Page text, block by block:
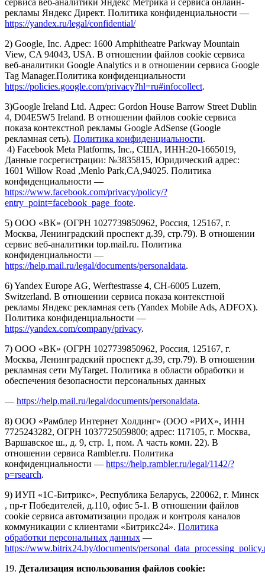
рекламы Яндекс Директ. Политика конфиденциальности —
https://yandex.ru/legal/confidential/
2) Google, Inc. Адрес: 1600 Amphitheatre Parkway Mountain
View, CA 94043, USA. В отношении файлов cookie сервиса
веб-аналитики Google Analytics и в отношении сервиса Google
Tag Manager.Политика конфиденциальности
https://policies.google.com/privacy?hl=ru#infocollect.
3)Google Ireland Ltd. Адрес: Gordon House Barrow Street Dublin
4, D04E5W5 Ireland. В отношении файлов cookie сервиса
показа контекстной рекламы Google AdSense (Google
рекламная сеть). Политика конфиденциальности.
4) Facebook Meta Platforms, Inc., США, ИНН:20-1665019,
Данные госрегистрации: №3835815, Юридический адрес:
1601 Willow Road ,Menlo Park,CA,94025. Политика
конфиденциальности —
https://www.facebook.com/privacy/policy/?
entry_point=facebook_page_foote.
5) ООО «ВК» (ОГРН 1027739850962, Россия, 125167, г.
Москва, Ленинградский проспект д.39, стр.79). В отношении
сервис веб-аналитики top.mail.ru. Политика
конфиденциальности —
https://help.mail.ru/legal/documents/personaldata.
6) Yandex Europe AG, Werftestrasse 4, CH-6005 Luzern,
Switzerland. В отношении сервиса показа контекстной
рекламы Яндекс рекламная сеть (Yandex Mobile Ads, ADFOX).
Политика конфиденциальности —
https://yandex.com/company/privacy.
7) ООО «ВК» (ОГРН 1027739850962, Россия, 125167, г.
Москва, Ленинградский проспект д.39, стр.79). В отношении
рекламная сети MyTarget. Политика в области обработки и
обеспечения безопасности персональных данных
— https://help.mail.ru/legal/documents/personaldata.
8) ООО «Рамблер Интернет Холдинг» (ООО «РИХ», ИНН
7725243282, ОГРН 1037725059800; адрес: 117105, г. Москва,
Варшавское ш., д. 9, стр. 1, пом. А часть комн. 22). В
отношении сервиса Rambler.ru. Политика
конфиденциальности — https://help.rambler.ru/legal/1142/?
p=rsearch.
9) ИУП «1С-Битрикс», Республика Беларусь, 220062, г. Минск
, пр-т Победителей, д.110, офис 5-1. В отношении файлов
cookie сервиса автоматизации продаж и контроля каналов
коммуникации с клиентами «Битрикс24». Политика
обработки персональных данных —
https://www.bitrix24.by/documents/
19. Детализация использования файлов cookie: